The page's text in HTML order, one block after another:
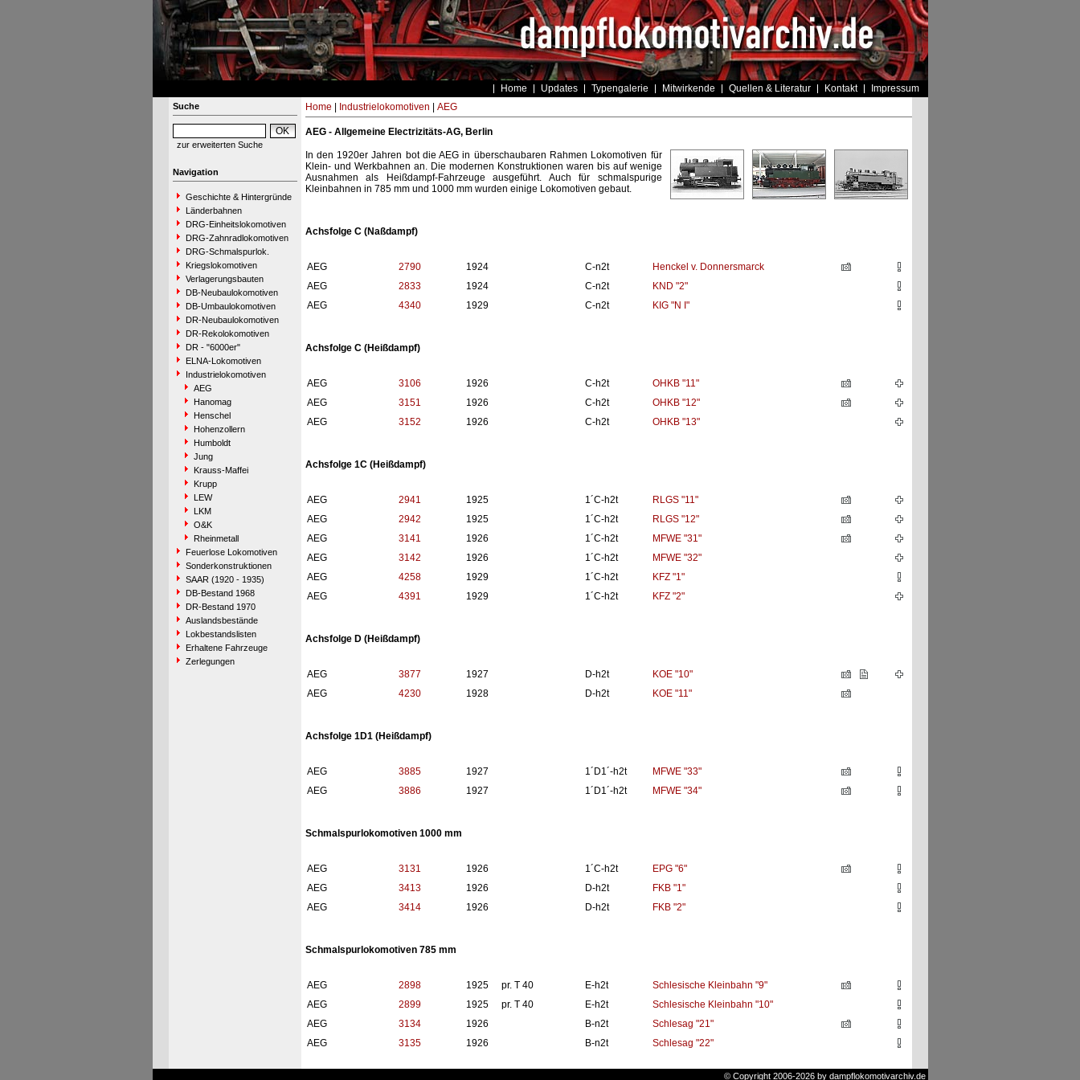
Home Updates Typengalerie Mitwirkende Quellen & Literatur Kontakt Impressum
Suche
zur erweiterten Suche
Navigation
Geschichte & Hintergründe
Länderbahnen
DRG-Einheitslokomotiven
DRG-Zahnradlokomotiven
DRG-Schmalspurlok.
Kriegslokomotiven
Verlagerungsbauten
DB-Neubaulokomotiven
DB-Umbaulokomotiven
DR-Neubaulokomotiven
DR-Rekolokomotiven
DR - "6000er"
ELNA-Lokomotiven
Industrielokomotiven
AEG
Hanomag
Henschel
Hohenzollern
Humboldt
Jung
Krauss-Maffei
Krupp
LEW
LKM
O&K
Rheinmetall
Feuerlose Lokomotiven
Sonderkonstruktionen
SAAR (1920 - 1935)
DB-Bestand 1968
DR-Bestand 1970
Auslandsbestände
Lokbestandslisten
Erhaltene Fahrzeuge
Zerlegungen
Home Industrielokomotiven AEG
AEG - Allgemeine Electrizitäts-AG, Berlin
In den 1920er Jahren bot die AEG in überschaubaren Rahmen Lokomotiven für
Klein- und Werkbahnen an. Die modernen Konstruktionen waren bis auf wenige
Ausnahmen als Heißdampf-Fahrzeuge ausgeführt. Auch für schmalspurige
Kleinbahnen in 785 mm und 1000 mm wurden einige Lokomotiven gebaut.
Achsfolge C (Naßdampf)
AEG 2790 1924 C-n2t
Henckel v. Donnersmarck
AEG
2833 1924 C-n2t
KND "2"
AEG
4340 1929 C-n2t KIG "N I"
Achsfolge C (Heißdampf)
AEG 3106 1926 C-h2t
OHKB "11"
AEG
3151 1926 C-h2t
OHKB "12"
AEG
3152 1926 C-h2t OHKB "13"
Achsfolge 1C (Heißdampf)
AEG 2941 1925 1´C-h2t
RLGS "11"
AEG
2942 1925 1´C-h2t
RLGS "12"
AEG
3141 1926 1´C-h2t
MFWE "31"
AEG
3142 1926 1´C-h2t
MFWE "32"
AEG
4258 1929 1´C-h2t
KFZ "1"
AEG
4391 1929 1´C-h2t KFZ "2"
Achsfolge D (Heißdampf)
AEG 3877 1927 D-h2t
KOE "10"
AEG
4230 1928 D-h2t KOE "11"
Achsfolge 1D1 (Heißdampf)
AEG 3885 1927 1´D1´-h2t
MFWE "33"
AEG
3886 1927 1´D1´-h2t MFWE "34"
Schmalspurlokomotiven 1000 mm
AEG 3131 1926 1´C-h2t
EPG "6"
AEG
3413 1926 D-h2t
FKB "1"
AEG
3414 1926 D-h2t FKB "2"
Schmalspurlokomotiven 785 mm
AEG 2898 1925 pr. T 40 E-h2t
Schlesische Kleinbahn "9"
AEG
2899 1925 pr. T 40 E-h2t
Schlesische Kleinbahn "10"
AEG
3134 1926 B-n2t
Schlesag "21"
AEG
3135 1926 B-n2t Schlesag "22"
© Copyright 2006-2026 by dampflokomotivarchiv.de